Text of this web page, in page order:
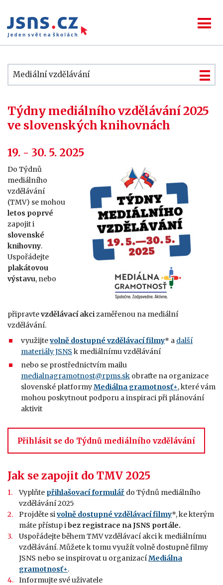
Mediální vzdělávání
Týdny mediálního vzdělávání 2025
ve slovenských knihovnách
19. - 30. 5. 2025
Do Týdnů
mediálního
vzdělávání
(TMV) se mohou
letos poprvé
zapojit i
slovenské
knihovny.
Uspořádejte
plakátovou
výstavu, nebo
připravtevzdělávací akcizaměřenou na mediální
vzdělávání.
využijtevolně dostupné vzdělávací filmy* a další
materiály JSNS k mediálnímu vzdělávání
nebo se prostřednictvím mailu
medialnagramotnost@rpms.sk obraťte na organizace
slovenské platformyMediálna gramotnosť+, které vám
mohou poskytnout podporu a inspiraci při plánování
aktivit
Přihlásit se do Týdnů mediálního vzdělávání
Jak se zapojit do TMV 2025
Vyplňte přihlašovací formulář do Týdnů mediálního
vzdělávání 2025
Projděte sivolně dostupné vzdělávací filmy*, ke kterým
máte přístup ibez registrace na JSNS portále.
Uspořádejte během TMV vzdělávací akci k mediálnímu
vzdělávání. Můžete k tomu využít volně dostupně filmy
JSNS nebo se inspirovat u organizacíMediálna
gramotnosť+.
Informujte své uživatele